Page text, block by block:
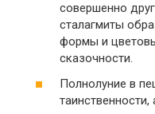
совершенно
сталагмиты
формы и
сказочности.
Полнолуние в